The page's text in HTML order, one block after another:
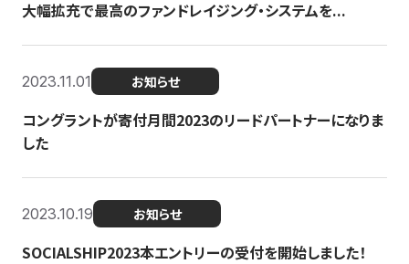
大幅拡充で最高のファンドレイジング・システムを...
2023.11.01 お知らせ
コングラントが寄付月間2023のリードパートナーになりま
した
2023.10.19 お知らせ
SOCIALSHIP2023本エントリーの受付を開始しました！